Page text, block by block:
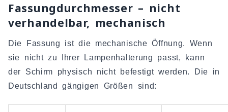
Fassungdurchmesser – nicht
verhandelbar, mechanisch
Die Fassung ist die mechanische Öffnung. Wenn
sie nicht zu Ihrer Lampenhalterung passt, kann
der Schirm physisch nicht befestigt werden. Die in
Deutschland gängigen Größen sind: